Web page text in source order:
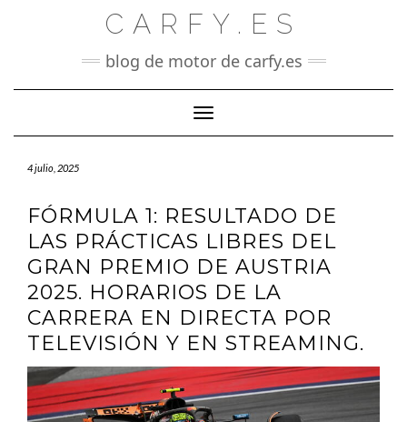
CARFY.ES
blog de motor de carfy.es
Cambiar modo de navegación
4 julio, 2025
FÓRMULA 1: RESULTADO DE
LAS PRÁCTICAS LIBRES DEL
GRAN PREMIO DE AUSTRIA
2025. HORARIOS DE LA
CARRERA EN DIRECTA POR
TELEVISIÓN Y EN STREAMING.